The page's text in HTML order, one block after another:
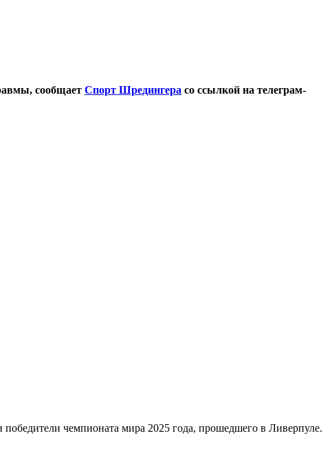
сообщает Спорт Шредингера со ссылкой на телеграм-
чемпионата мира 2025 года, прошедшего в Ливерпуле.